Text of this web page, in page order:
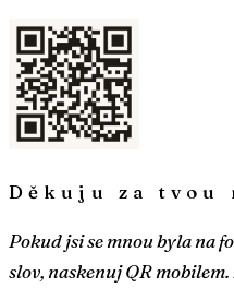
Děkuju za tvou
Pokud jsi se mnou byla na
slov, naskenuj QR